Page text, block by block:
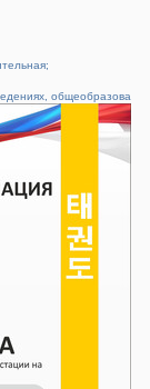
общеобразова